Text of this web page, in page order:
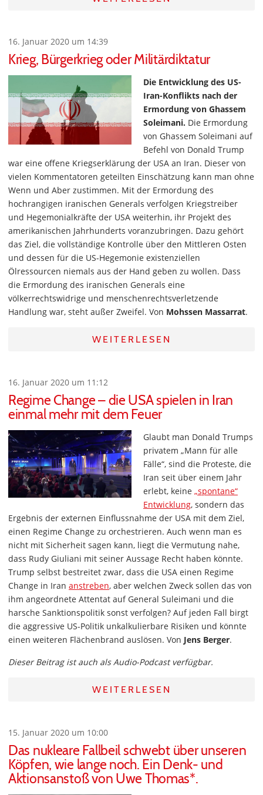
16. Januar 2020 um 14:39
Krieg, Bürgerkrieg oder Militärdiktatur
Die Entwicklung des US-
Iran-Konflikts nach der
Ermordung von Ghassem
Soleimani. Die Ermordung
von Ghassem Soleimani auf
Befehl von Donald Trump
war eine offene Kriegserklärung der USA an Iran. Dieser von
vielen Kommentatoren geteilten Einschätzung kann man ohne
Wenn und Aber zustimmen. Mit der Ermordung des
hochrangigen iranischen Generals verfolgen Kriegstreiber
und Hegemonialkräfte der USA weiterhin, ihr Projekt des
amerikanischen Jahrhunderts voranzubringen. Dazu gehört
das Ziel, die vollständige Kontrolle über den Mittleren Osten
und dessen für die US-Hegemonie existenziellen
Ölressourcen niemals aus der Hand geben zu wollen. Dass
die Ermordung des iranischen Generals eine
völkerrechtswidrige und menschenrechtsverletzende
Handlung war, steht außer Zweifel. Von Mohssen Massarrat.
WEITERLESEN
16. Januar 2020 um 11:12
Regime Change – die USA spielen in Iran
einmal mehr mit dem Feuer
Glaubt man Donald Trumps
privatem „Mann für alle
Fälle“, sind die Proteste, die
Iran seit über einem Jahr
erlebt, keine „spontane“
Entwicklung, sondern das
Ergebnis der externen Einflussnahme der USA mit dem Ziel,
einen Regime Change zu orchestrieren. Auch wenn man es
nicht mit Sicherheit sagen kann, liegt die Vermutung nahe,
dass Rudy Giuliani mit seiner Aussage Recht haben könnte.
Trump selbst bestreitet zwar, dass die USA einen Regime
Change in Iran anstreben, aber welchen Zweck sollen das von
ihm angeordnete Attentat auf General Suleimani und die
harsche Sanktionspolitik sonst verfolgen? Auf jeden Fall birgt
die aggressive US-Politik unkalkulierbare Risiken und könnte
einen weiteren Flächenbrand auslösen. Von Jens Berger.
Dieser Beitrag ist auch als Audio-Podcast verfügbar.
WEITERLESEN
15. Januar 2020 um 10:00
Das nukleare Fallbeil schwebt über unseren
Köpfen, wie lange noch. Ein Denk- und
Aktionsanstoß von Uwe Thomas*.